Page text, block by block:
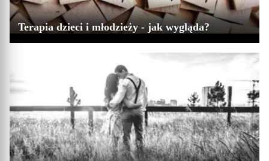
Terapia dzieci i młodzieży - jak wygląda?